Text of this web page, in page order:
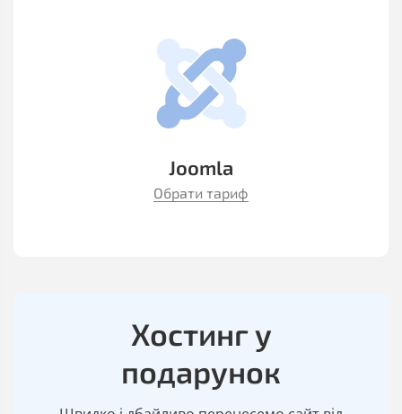
Joomla
Обрати тариф
Хостинг у
подарунок